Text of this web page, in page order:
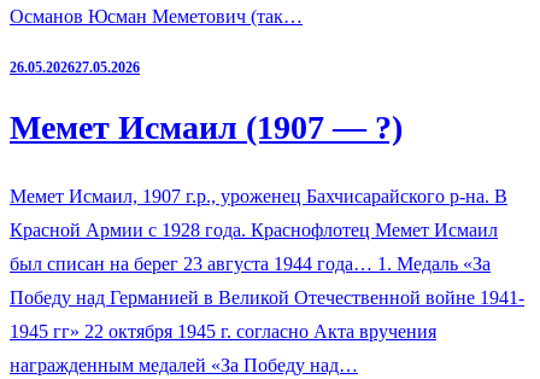
Османов Юсман Меметович (так…
26.05.202627.05.2026
Мемет Исмаил (1907 — ?)
Мемет Исмаил, 1907 г.р., уроженец Бахчисарайского р-на. В
Красной Армии с 1928 года. Краснофлотец Мемет Исмаил
был списан на берег 23 августа 1944 года… 1. Медаль «За
Победу над Германией в Великой Отечественной войне 1941-
1945 гг» 22 октября 1945 г. согласно Акта вручения
награжденным медалей «За Победу над…